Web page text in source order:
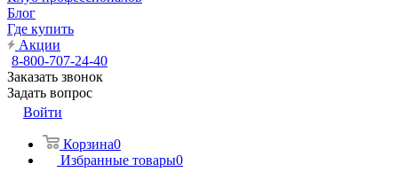
Блог
Где купить
Акции
8-800-707-24-40
Заказать звонок
Задать вопрос
Войти
Корзина0
Избранные товары0